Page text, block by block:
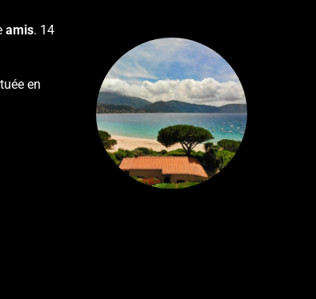
amis. 14
en